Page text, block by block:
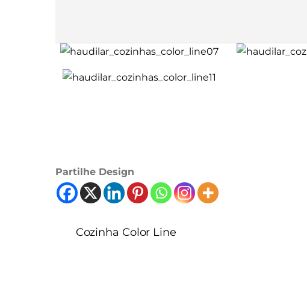
Partilhe Design
Cozinha Color Line